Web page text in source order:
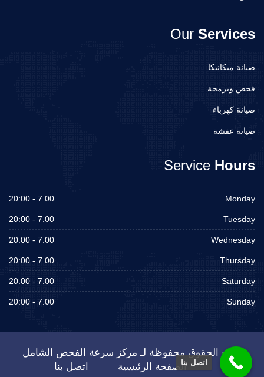
Our Services
صيانة ميكانيكا
فحص وبرمجة
صيانة كهرباء
صيانة عفشة
Service Hours
Monday
7.00 - 20:00
Tuesday
7.00 - 20:00
Wednesday
7.00 - 20:00
Thursday
7.00 - 20:00
Saturday
7.00 - 20:00
Sunday
7.00 - 20:00
جميع الحقوق محفوظة لـ مركز سرعة الفحص الشامل
الصفحة الرئيسية
اتصل بنا اتصل بنا